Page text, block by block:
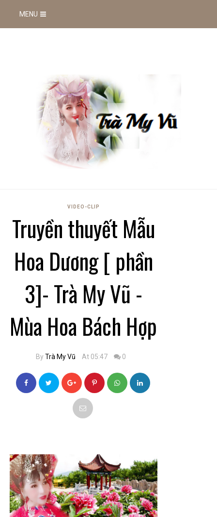
MENU
VIDEO-CLIP
Truyền thuyết Mẫu
Hoa Dương [ phần
3]- Trà My Vũ -
Mùa Hoa Bách Hợp
ByTrà My Vũ At 05:47 0